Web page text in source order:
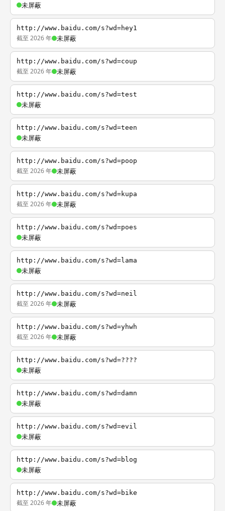
未屏蔽
http://www.baidu.com/s?wd=hey1
截至 2026 年 未屏蔽
http://www.baidu.com/s?wd=coup
截至 2026 年 未屏蔽
http://www.baidu.com/s?wd=test
未屏蔽
http://www.baidu.com/s?wd=teen
未屏蔽
http://www.baidu.com/s?wd=poop
截至 2026 年 未屏蔽
http://www.baidu.com/s?wd=kupa
截至 2026 年 未屏蔽
http://www.baidu.com/s?wd=poes
未屏蔽
http://www.baidu.com/s?wd=lama
未屏蔽
http://www.baidu.com/s?wd=neil
截至 2026 年 未屏蔽
http://www.baidu.com/s?wd=yhwh
截至 2026 年 未屏蔽
http://www.baidu.com/s?wd=????
未屏蔽
http://www.baidu.com/s?wd=damn
未屏蔽
http://www.baidu.com/s?wd=evil
未屏蔽
http://www.baidu.com/s?wd=blog
未屏蔽
http://www.baidu.com/s?wd=bike
截至 2026 年 未屏蔽